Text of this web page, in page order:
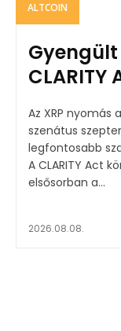
ALTCOIN
Az XRP nyomás
szenátus
legfontosabb
A CLARITY Act
elsősorban a...
2026.08.08.